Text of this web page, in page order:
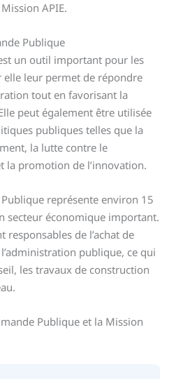
APIE.
Publique
un outil important pour les
elle leur permet de répondre
tout en favorisant la
peut également être utilisée
publiques telles que la
la lutte contre le
la promotion de l’innovation.
représente environ 15
secteur économique important.
responsables de l’achat de
publique, ce qui
les travaux de construction
Publique et la Mission